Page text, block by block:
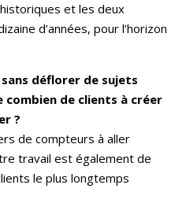
et les deux
d’années, pour l’horizon
déflorer de sujets
de clients à créer
?
de compteurs à aller
travail est également de
le plus longtemps